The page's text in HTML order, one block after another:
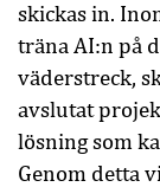
skickas in.
träna AI:n på
väderstreck,
avslutat
lösning som
Genom detta